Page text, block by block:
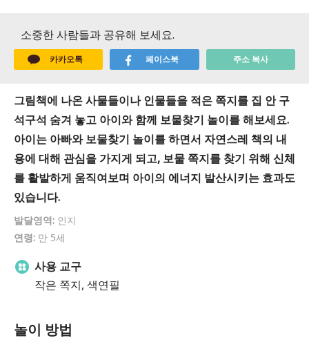
소중한 사람들과 공유해 보세요.
카카오톡 페이스북 주소 복사
그림책에 나온 사물들이나 인물들을 적은 쪽지를 집 안 구
석구석 숨겨 놓고 아이와 함께 보물찾기 놀이를 해보세요.
아이는 아빠와 보물찾기 놀이를 하면서 자연스레 책의 내
용에 대해 관심을 가지게 되고, 보물 쪽지를 찾기 위해 신체
를 활발하게 움직여보며 아이의 에너지 발산시키는 효과도
있습니다.
발달영역: 인지
연령: 만 5세
사용 교구
작은 쪽지, 색연필
놀이 방법